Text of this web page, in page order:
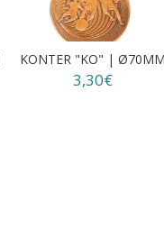
KONTER "KO" |
3,30€